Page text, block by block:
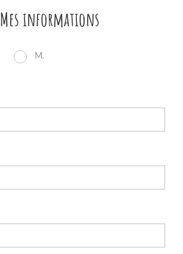
Mes informations
M.